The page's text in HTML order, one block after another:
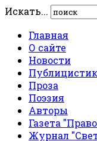
Искать...
Главная
О сайте
Новости
Проза
Поэзия
Авторы
Газета
Журнал